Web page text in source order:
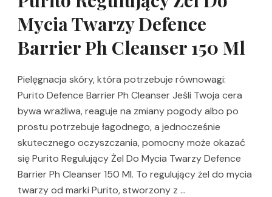
Mycia Twarzy Defence
Barrier Ph Cleanser 150 Ml
Pielęgnacja skóry, która potrzebuje równowagi:
Purito Defence Barrier Ph Cleanser Jeśli Twoja cera
bywa wrażliwa, reaguje na zmiany pogody albo po
prostu potrzebuje łagodnego, a jednocześnie
skutecznego oczyszczania, pomocny może okazać
się Purito Regulujący Żel Do Mycia Twarzy Defence
Barrier Ph Cleanser 150 Ml. To regulujący żel do mycia
twarzy od marki Purito, stworzony z …